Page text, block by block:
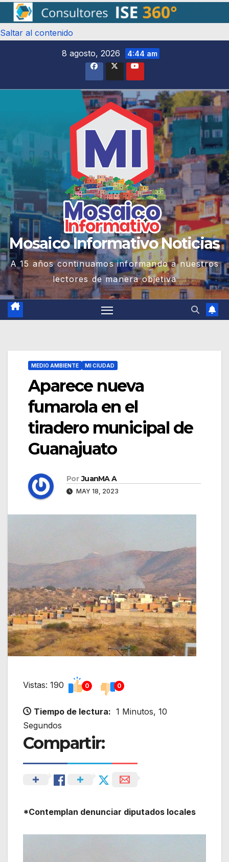
Saltar al contenido
8 agosto, 2026
4:44 am
Mosaico Informativo Noticias
A 15 años continuamos informando a nuestros
lectores de manera objetiva
MEDIO AMBIENTE MI CIUDAD
Aparece nueva
fumarola en el
tiradero municipal de
Guanajuato
Por JuanMA A
MAY 18, 2023
Vistas: 190 0 0
Tiempo de lectura: 1 Minutos, 10
Segundos
Compartir:
*Contemplan denunciar diputados locales